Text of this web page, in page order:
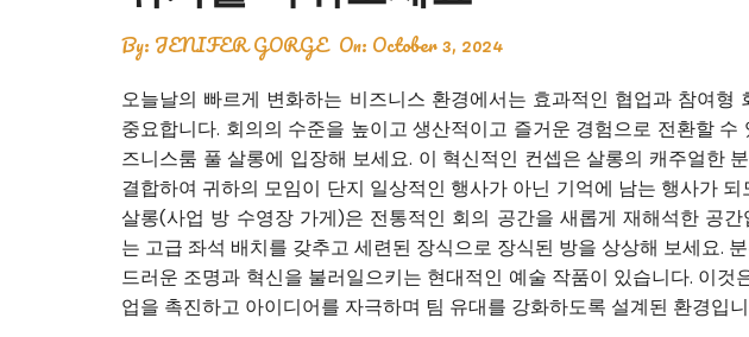
By: JENIFER GORGE On: October 3, 2024
오늘날의 빠르게 변화하는 비즈니스 환경에서는 효과적인 협업과 참여형
중요합니다. 회의의 수준을 높이고 생산적이고 즐거운 경험으로 전환할 수
즈니스룸 풀 살롱에 입장해 보세요. 이 혁신적인 컨셉은 살롱의 캐주얼한
결합하여 귀하의 모임이 단지 일상적인 행사가 아닌 기억에 남는 행사가
살롱(사업 방 수영장 가게)은 전통적인 회의 공간을 새롭게 재해석한 공
는 고급 좌석 배치를 갖추고 세련된 장식으로 장식된 방을 상상해 보세요.
드러운 조명과 혁신을 불러일으키는 현대적인 예술 작품이 있습니다. 이것
업을 촉진하고 아이디어를 자극하며 팀 유대를 강화하도록 설계된 환경입